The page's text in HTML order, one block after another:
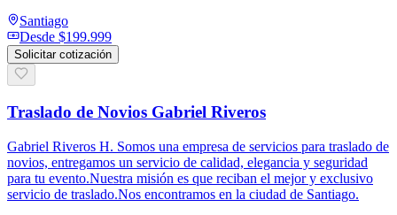
Santiago
Desde $199.999
Solicitar cotización
Traslado de Novios Gabriel Riveros
Gabriel Riveros H. Somos una empresa de servicios para traslado de
novios, entregamos un servicio de calidad, elegancia y seguridad
para tu evento.Nuestra misión es que reciban el mejor y exclusivo
servicio de traslado.Nos encontramos en la ciudad de Santiago.